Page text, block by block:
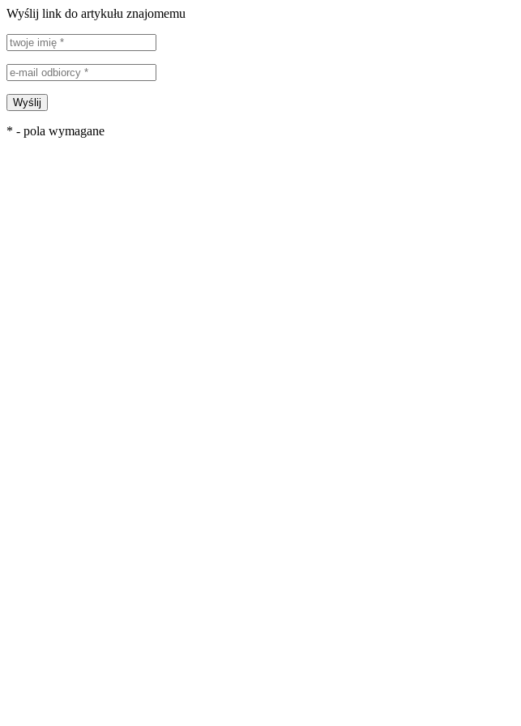
Wyślij link do artykułu znajomemu
Wyślij
* - pola wymagane